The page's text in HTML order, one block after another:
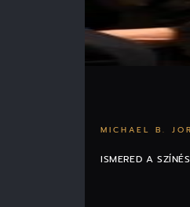
MICHAEL B.
ISMERED A